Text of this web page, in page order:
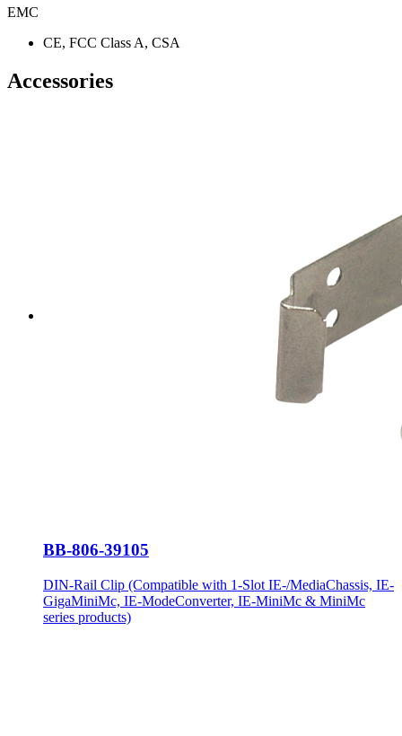
EMC
CE, FCC Class A, CSA
Accessories
BB-806-39105
DIN-Rail Clip (Compatible with 1-Slot IE-/MediaChassis, IE-
GigaMiniMc, IE-ModeConverter, IE-MiniMc & MiniMc
series products)